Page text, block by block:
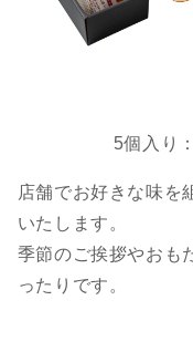
5個入り
店舗でお好きな味を
いたします。
季節のご挨拶やおも
ったりです。